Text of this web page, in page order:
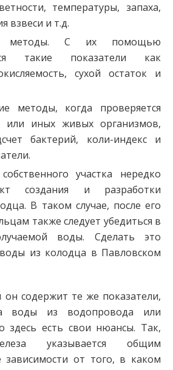
температуры, запаха,
взвеси и т.д.
методы. С их помощью
такие показатели как
сухой остаток и
методы, когда проверяется
или иных живых организмов,
бактерий, коли-индекс и
участка нередко
создания и разработки
В таком случае, после его
также следует убедиться в
воды. Сделать это
из колодца в Павловском
содержит те же показатели,
воды из водопровода или
здесь есть свои нюансы. Так,
указывается общим
зависимости от того, в каком